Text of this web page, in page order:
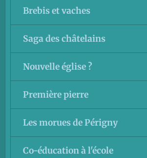
Brebis et vaches
Saga des châtelains
Nouvelle église ?
Première pierre
Les morues de Périgny
Co-éducation à l'école